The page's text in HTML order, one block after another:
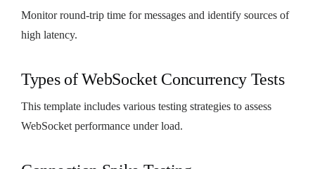
Monitor round-trip time for messages and identify sources of
high latency.
Types of WebSocket Concurrency Tests
This template includes various testing strategies to assess
WebSocket performance under load.